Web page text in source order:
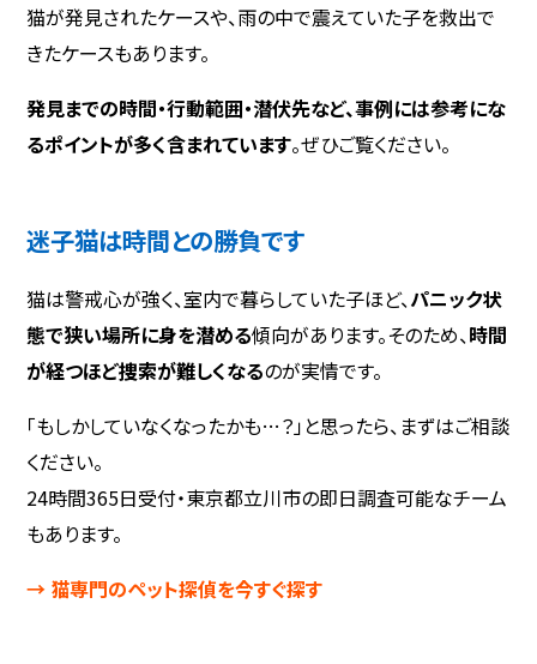
猫が発見されたケースや、雨の中で震えていた子を救出で
きたケースもあります。
発見までの時間・行動範囲・潜伏先など、事例には参考にな
るポイントが多く含まれています。ぜひご覧ください。
迷子猫は時間との勝負です
猫は警戒心が強く、室内で暮らしていた子ほど、パニック状
態で狭い場所に身を潜める傾向があります。そのため、時間
が経つほど捜索が難しくなるのが実情です。
「もしかしていなくなったかも…？」と思ったら、まずはご相談
ください。
24時間365日受付・東京都立川市の即日調査可能なチーム
もあります。
→ 猫専門のペット探偵を今すぐ探す